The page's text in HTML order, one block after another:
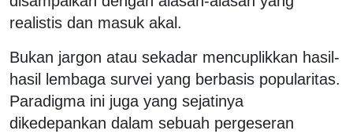
realistis dan masuk akal.
Bukan jargon atau sekadar mencuplikkan hasil-
hasil lembaga survei yang berbasis popularitas.
Paradigma ini juga yang sejatinya
dikedepankan dalam sebuah pergeseran